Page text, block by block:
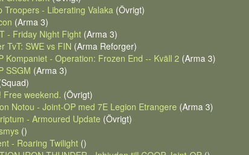
Troopers - Liberating Valaka (Övrigt)
(Arma 3)
- Friday Night Fight (Arma 3)
TvT: SWE vs FIN (Arma Reforger)
Kompaniet - Operation: Frozen End -- Kväll 2 (Arma 3)
SSGM (Arma 3)
Free weekend. (Övrigt)
Notou - Joint-OP med 7E Legion Etrangere (Arma 3)
- Armoured Update (Övrigt)
()
- Roaring Twilight ()